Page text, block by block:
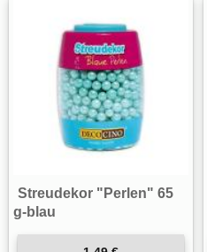
Streudekor "Perlen" 65
g-blau